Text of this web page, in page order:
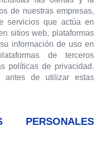
de nuestras empresas,
servicios que actúa en
sitios web, plataformas
información de uso en
de terceros
políticas de privacidad.
antes de utilizar estas